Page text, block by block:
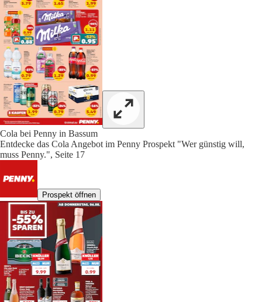
Cola bei Penny in Bassum
Entdecke das Cola Angebot im Penny Prospekt "Wer günstig will,
muss Penny.", Seite 17
Prospekt öffnen